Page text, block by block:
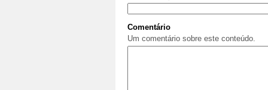
Comentário
Um comentário sobre este conteúdo.